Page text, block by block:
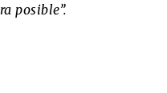
posible”.